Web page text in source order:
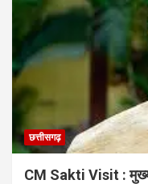
छत्तीसगढ़
CM Sakti Visit :